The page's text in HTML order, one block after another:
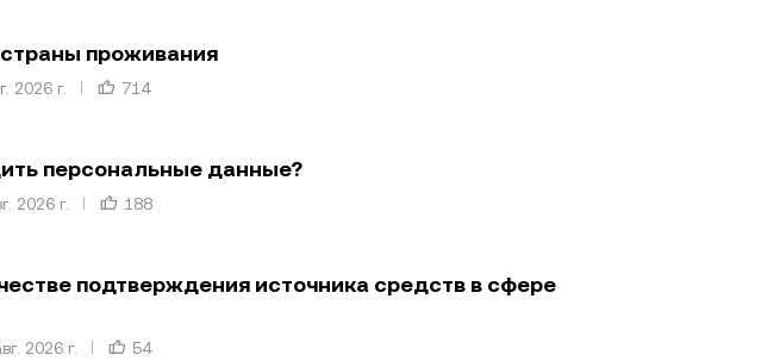
проживания
2026 г. 714
персональные данные?
2026 г. 188
подтверждения источника средств в сфере
2026 г. 54